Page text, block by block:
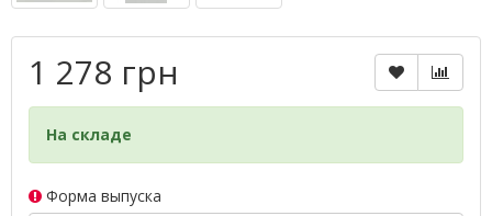
1 278 грн
На складе
Форма выпуска